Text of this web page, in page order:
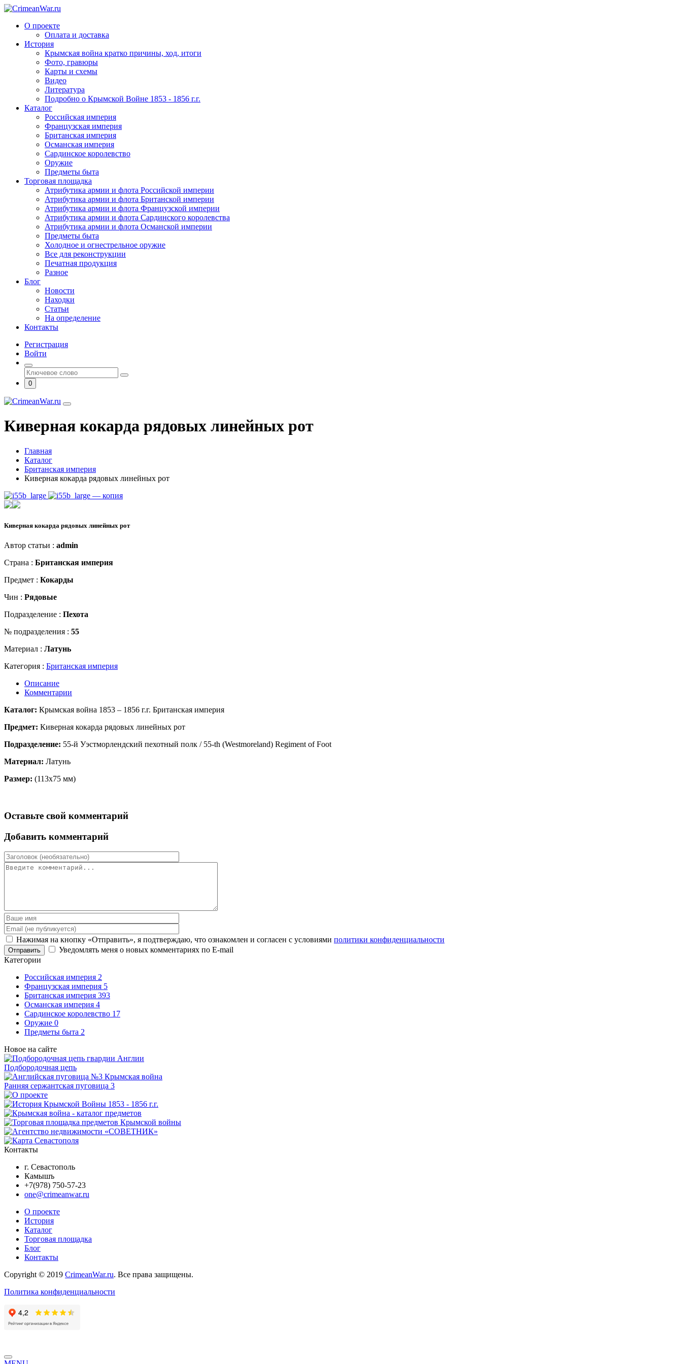
О проекте
Оплата и доставка
История
Крымская война кратко причины, ход, итоги
Фото, гравюры
Карты и схемы
Видео
Литература
Подробно о Крымской Войне 1853 - 1856 г.г.
Каталог
Российская империя
Французская империя
Британская империя
Османская империя
Сардинское королевство
Оружие
Предметы быта
Торговая площадка
Атрибутика армии и флота Российской империи
Атрибутика армии и флота Британской империи
Атрибутика армии и флота Французской империи
Атрибутика армии и флота Сардинского королевства
Атрибутика армии и флота Османской империи
Предметы быта
Холодное и огнестрельное оружие
Все для реконструкции
Печатная продукция
Разное
Блог
Новости
Находки
Статьи
На определение
Контакты
Регистрация
Войти
0
Киверная кокарда рядовых линейных рот
Главная
Каталог
Британская империя
Киверная кокарда рядовых линейных рот
Киверная кокарда рядовых линейных рот
Автор статьи : admin
Страна : Британская империя
Предмет : Кокарды
Чин : Рядовые
Подразделение : Пехота
№ подразделения : 55
Материал : Латунь
Категория : Британская империя
Описание
Комментарии
Каталог: Крымская война 1853 – 1856 г.г. Британская империя
Предмет: Киверная кокарда рядовых линейных рот
Подразделение: 55-й Уэстморлендский пехотный полк / 55-th (Westmoreland) Regiment of Foot
Материал: Латунь
Размер: (113x75 мм)
Оставьте свой комментарий
Добавить комментарий
Нажимая на кнопку «Отправить», я подтверждаю, что ознакомлен и согласен с условиями политики конфиденциальности
Отправить
Уведомлять меня о новых комментариях по E-mail
Категории
Российская империя 2
Французская империя 5
Британская империя 393
Османская империя 4
Сардинское королевство 17
Оружие 0
Предметы быта 2
Новое на сайте
Подбородочная цепь
Ранняя сержантская пуговица 3
Контакты
г. Севастополь
Камышъ
+7(978) 750-57-23
one@crimeanwar.ru
О проекте
История
Каталог
Торговая площадка
Блог
Контакты
Copyright © 2019 CrimeanWar.ru. Все права защищены.
Политика конфиденциальности